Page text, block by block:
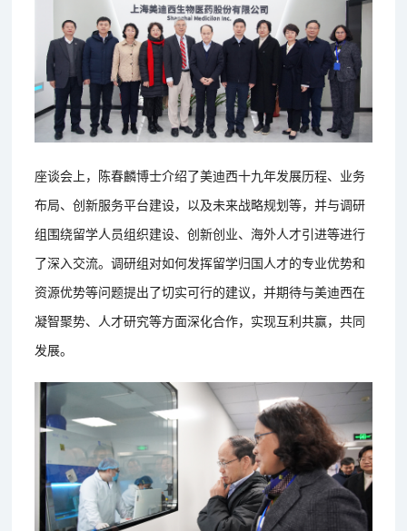
座谈会上，陈春麟博士介绍了美迪西十九年发展历程、业务
布局、创新服务平台建设，以及未来战略规划等，并与调研
组围绕留学人员组织建设、创新创业、海外人才引进等进行
了深入交流。调研组对如何发挥留学归国人才的专业优势和
资源优势等问题提出了切实可行的建议，并期待与美迪西在
凝智聚势、人才研究等方面深化合作，实现互利共赢，共同
发展。